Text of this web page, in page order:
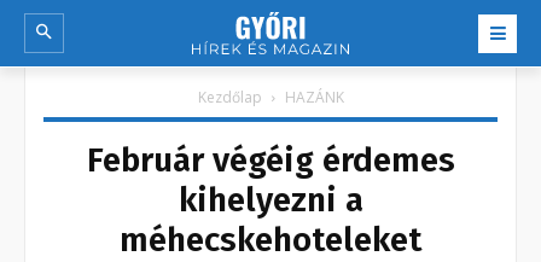
Kezdőlap HAZÁNK
Február végéig érdemes
kihelyezni a
méhecskehoteleket